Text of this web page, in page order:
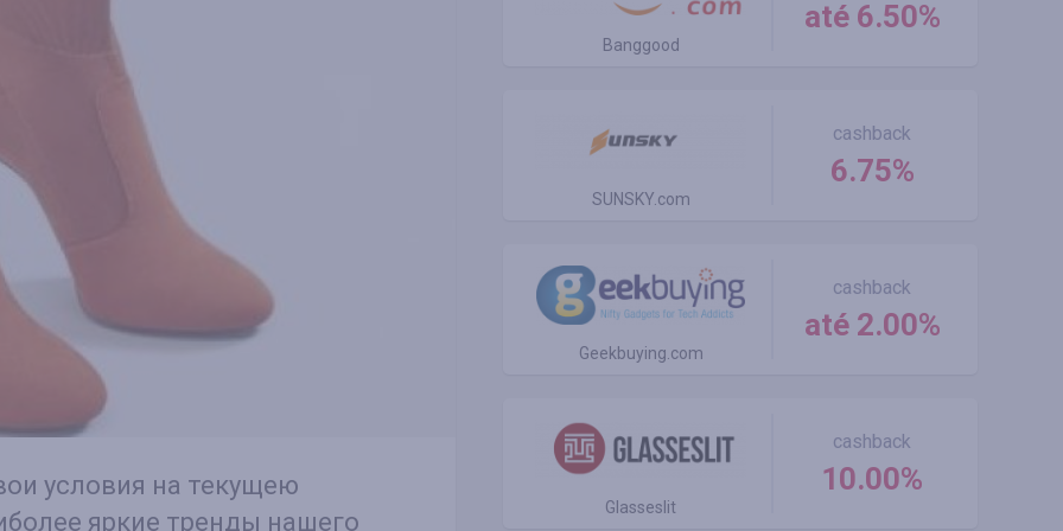
условия на текущею
яркие тренды нашего
Banggood
até 6.50%
SUNSKY.com
cashback
6.75%
Geekbuying.com
cashback
até 2.00%
Glasseslit
cashback
10.00%